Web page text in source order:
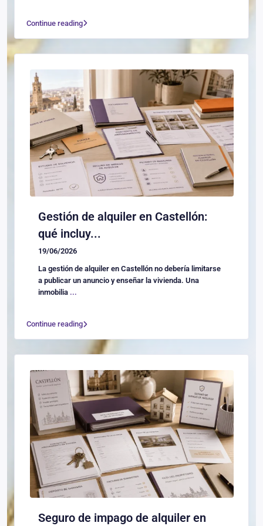
Continue reading
Gestión de alquiler en Castellón:
qué incluy...
19/06/2026
La gestión de alquiler en Castellón no debería limitarse
a publicar un anuncio y enseñar la vivienda. Una
inmobilia ...
Continue reading
Seguro de impago de alquiler en